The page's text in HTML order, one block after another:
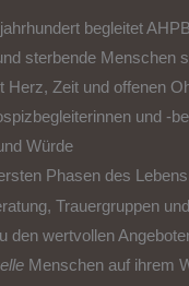
begleitet
sterbende Menschen
Herz, Zeit und offenen
und -
Würde
Phasen des
Trauergruppen
den wertvollen
Menschen auf ihrem